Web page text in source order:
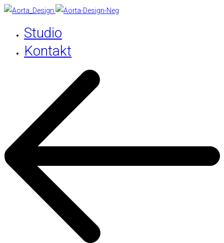
Studio
Kontakt